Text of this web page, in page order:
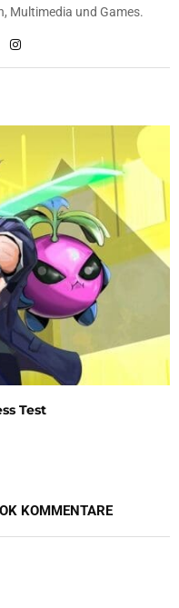
Multimedia und Games.
Test
KOMMENTARE